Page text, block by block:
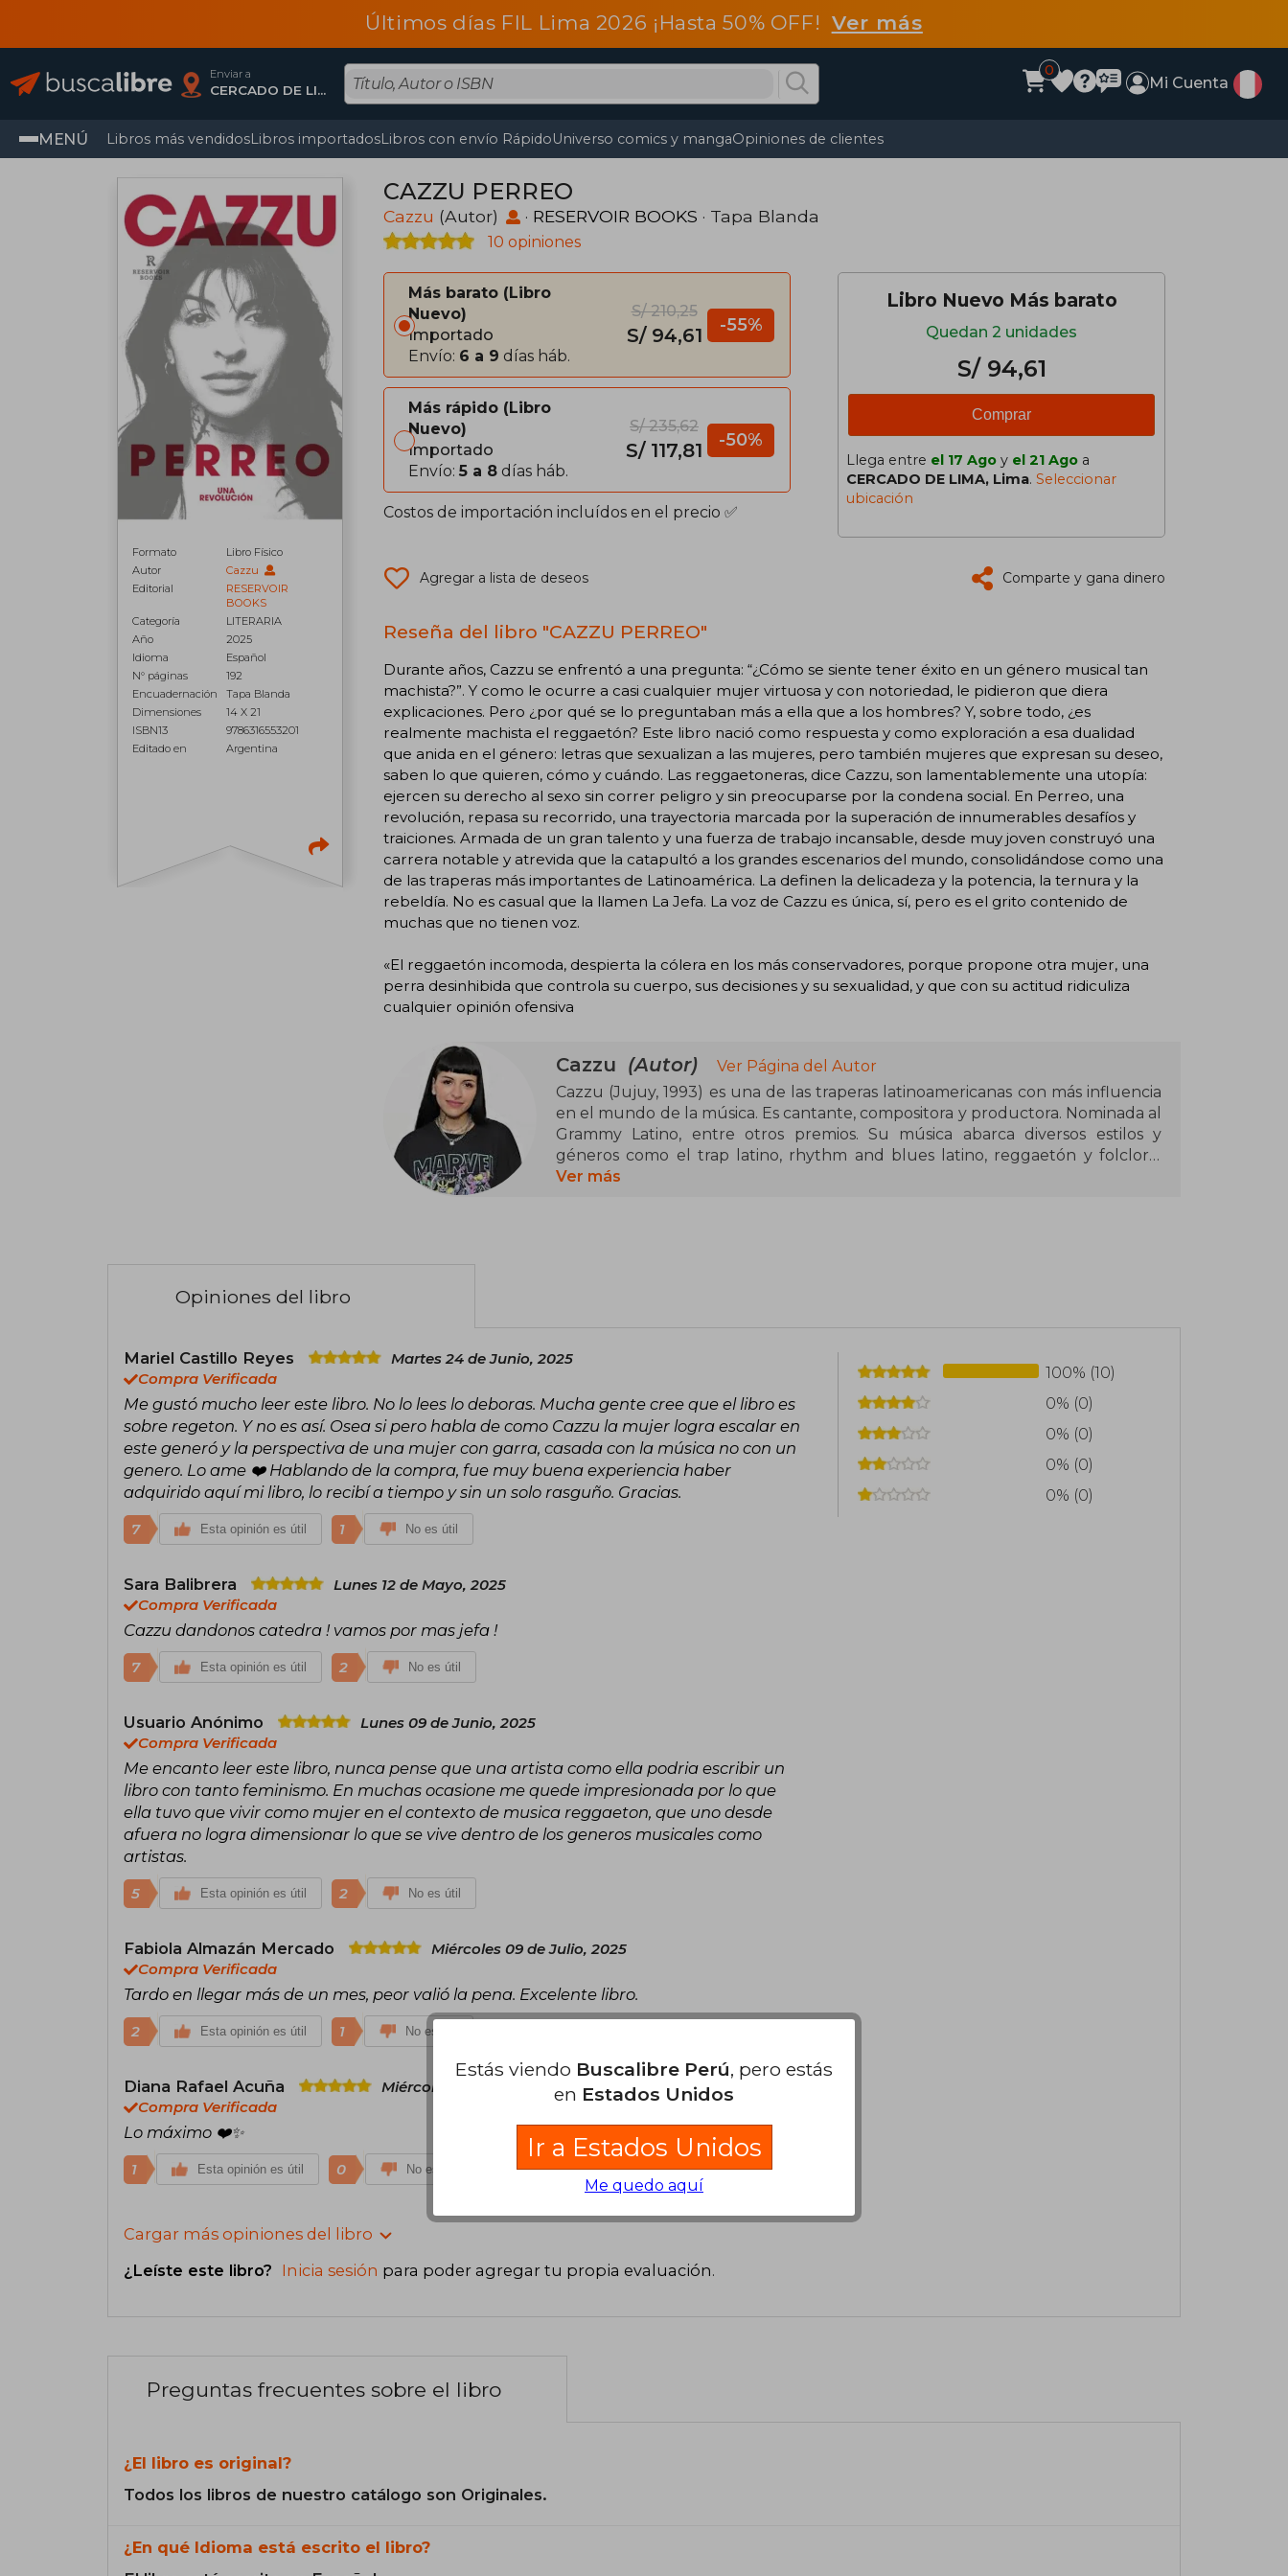
Últimos días FIL Lima 2026 ¡Hasta 50% OFF! Ver más
Enviar a
CERCADO DE LIMA, Lima
0
Mi Cuenta
MENÚ Libros más vendidosLibros importadosLibros con envío RápidoUniverso comics y mangaOpiniones de clientes
Formato
Libro Físico
Autor
Cazzu
Editorial
RESERVOIR
BOOKS
Categoría
LITERARIA
Año
2025
Idioma
Español
N° páginas
192
Encuadernación
Tapa Blanda
Dimensiones
14 X 21
ISBN13
9786316553201
Editado en
Argentina
CAZZU PERREO
Cazzu (Autor) · RESERVOIR BOOKS · Tapa Blanda
10 opiniones
Más barato
Libro
Nuevo
Importado
Envío: 6 a 9 días háb.
S/ 210,25
S/ 94,61 -55%
Más rápido
Libro
Nuevo
Importado
Envío: 5 a 8 días háb.
S/ 235,62
S/ 117,81 -50%
Costos de importación incluídos en el precio ✅
Libro Nuevo Más barato
Quedan 2 unidades
S/ 94,61
Comprar
Llega entre el 17 Ago y el 21 Ago a
CERCADO DE LIMA, Lima. Seleccionar
ubicación
Agregar a lista de deseos Comparte y gana dinero
Reseña del libro "CAZZU PERREO"
Durante años, Cazzu se enfrentó a una pregunta: “¿Cómo se siente tener éxito en un género musical tan
machista?”. Y como le ocurre a casi cualquier mujer virtuosa y con notoriedad, le pidieron que diera
explicaciones. Pero ¿por qué se lo preguntaban más a ella que a los hombres? Y, sobre todo, ¿es
realmente machista el reggaetón? Este libro nació como respuesta y como exploración a esa dualidad
que anida en el género: letras que sexualizan a las mujeres, pero también mujeres que expresan su deseo,
saben lo que quieren, cómo y cuándo. Las reggaetoneras, dice Cazzu, son lamentablemente una utopía:
ejercen su derecho al sexo sin correr peligro y sin preocuparse por la condena social. En Perreo, una
revolución, repasa su recorrido, una trayectoria marcada por la superación de innumerables desafíos y
traiciones. Armada de un gran talento y una fuerza de trabajo incansable, desde muy joven construyó una
carrera notable y atrevida que la catapultó a los grandes escenarios del mundo, consolidándose como una
de las traperas más importantes de Latinoamérica. La definen la delicadeza y la potencia, la ternura y la
rebeldía. No es casual que la llamen La Jefa. La voz de Cazzu es única, sí, pero es el grito contenido de
muchas que no tienen voz.
«El reggaetón incomoda, despierta la cólera en los más conservadores, porque propone otra mujer, una
perra desinhibida que controla su cuerpo, sus decisiones y su sexualidad, y que con su actitud ridiculiza
cualquier opinión ofensiva
Cazzu (Autor)
Ver Página del Autor
Cazzu (Jujuy, 1993) es una de las traperas latinoamericanas con más influencia
en el mundo de la música. Es cantante, compositora y productora. Nominada al
Grammy Latino, entre otros premios. Su música abarca diversos estilos y
géneros como el trap latino, rhythm and blues latino, reggaetón y folclore,
entre otros. Lleva publicados cinco álbumes de estudio, un EP y más de 30
Ver más
Opiniones del libro
Mariel Castillo Reyes
Martes 24 de Junio, 2025
Compra Verificada
Me gustó mucho leer este libro. No lo lees lo deboras. Mucha gente cree que el libro es
sobre regeton. Y no es así. Osea si pero habla de como Cazzu la mujer logra escalar en
este generó y la perspectiva de una mujer con garra, casada con la música no con un
genero. Lo ame ❤️ Hablando de la compra, fue muy buena experiencia haber
adquirido aquí mi libro, lo recibí a tiempo y sin un solo rasguño. Gracias.
7 Esta opinión es útil 1 No es útil
Sara Balibrera
Lunes 12 de Mayo, 2025
Compra Verificada
Cazzu dandonos catedra ! vamos por mas jefa !
7 Esta opinión es útil 2 No es útil
Usuario Anónimo
Lunes 09 de Junio, 2025
Compra Verificada
Me encanto leer este libro, nunca pense que una artista como ella podria escribir un
libro con tanto feminismo. En muchas ocasione me quede impresionada por lo que
ella tuvo que vivir como mujer en el contexto de musica reggaeton, que uno desde
afuera no logra dimensionar lo que se vive dentro de los generos musicales como
artistas.
5 Esta opinión es útil 2 No es útil
Fabiola Almazán Mercado
Miércoles 09 de Julio, 2025
Compra Verificada
Tardo en llegar más de un mes, peor valió la pena. Excelente libro.
2 Esta opinión es útil 1 No es útil
Diana Rafael Acuña
Miércoles 24 de Septiembre, 2025
Compra Verificada
Lo máximo ❤️✨
1 Esta opinión es útil 0 No es útil
Cargar más opiniones del libro
¿Leíste este libro? Inicia sesión para poder agregar tu propia evaluación.
100% (10)
0% (0)
0% (0)
0% (0)
0% (0)
Preguntas frecuentes sobre el libro
¿El libro es original?
Todos los libros de nuestro catálogo son Originales.
¿En qué Idioma está escrito el libro?
Estás viendo Buscalibre Perú, pero estás
en Estados Unidos
Ir a Estados Unidos
Me quedo aquí